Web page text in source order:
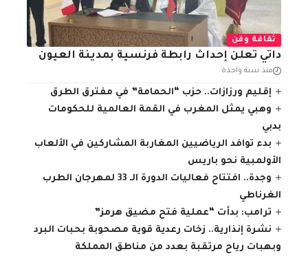
ثقافة وفن
داتي تعلن إحداث رابطة فرنسية بمدينة العيون
منذ سنة واحدة
إقليم ورزازات.. حزب “الحمامة” في مفترق الطرق
وهبي يمثل المغرب في القمة العالمية للحكومات
بدبي
بدء توافد الرياضيين المغاربة المشاركين في الألعاب
الأولمبية نحو باريس
وجدة.. افتتاح فعاليات الدورة الـ 33 لمهرجان الطرب
الغرناطي
ترامب: بدأت “عملية فتح مضيق هرمز”
نشرة إنذارية.. زخات رعدية قوية مصحوبة بحبات البرد
وبهبات رياح مرتقبة بعدد من مناطق المملكة